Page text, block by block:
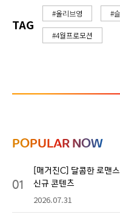
TAG
#올리브영 #
#4월프로모션
POPULAR NOW
01
[매거진C] 달콤한 로맨
신규 콘텐츠
2026.07.31